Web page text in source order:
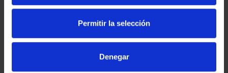
Permitir la selección
Denegar